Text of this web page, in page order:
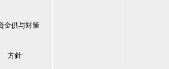
金供与対策
方針